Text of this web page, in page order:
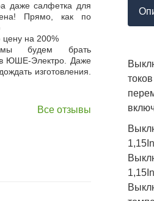
даже салфетка для
Прямо, как по
цену на 200%
будем брать
в ЮШЕ-Электро. Даже
изготовления.
Все отзывы